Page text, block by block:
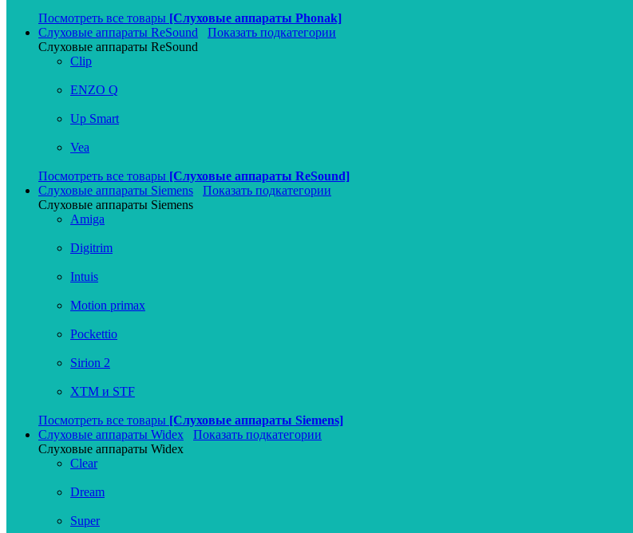
Посмотреть все товары [Слуховые аппараты Phonak]
Слуховые аппараты ReSound
Показать подкатегории
Слуховые аппараты ReSound
Clip
ENZO Q
Up Smart
Vea
Посмотреть все товары [Слуховые аппараты ReSound]
Слуховые аппараты Siemens
Показать подкатегории
Слуховые аппараты Siemens
Amiga
Digitrim
Intuis
Motion primax
Pockettio
Sirion 2
XTM и STF
Посмотреть все товары [Слуховые аппараты Siemens]
Слуховые аппараты Widex
Показать подкатегории
Слуховые аппараты Widex
Clear
Dream
Super